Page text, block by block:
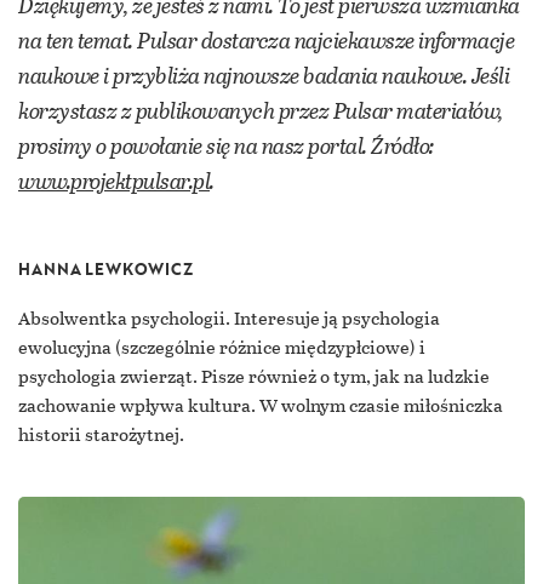
na ten temat. Pulsar dostarcza najciekawsze informacje
naukowe i przybliża najnowsze badania naukowe. Jeśli
korzystasz z publikowanych przez Pulsar materiałów,
prosimy o powołanie się na nasz portal. Źródło:
www.projektpulsar.pl.
HANNA LEWKOWICZ
Absolwentka psychologii. Interesuje ją psychologia
ewolucyjna (szczególnie różnice międzypłciowe) i
psychologia zwierząt. Pisze również o tym, jak na ludzkie
zachowanie wpływa kultura. W wolnym czasie miłośniczka
historii starożytnej.